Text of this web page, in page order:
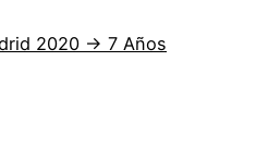
2020 → 7 Años